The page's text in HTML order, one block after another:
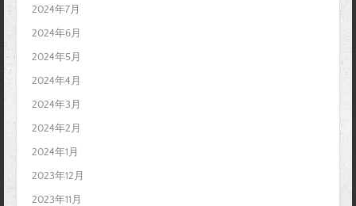
2024年7月
2024年6月
2024年5月
2024年4月
2024年3月
2024年2月
2024年1月
2023年12月
2023年11月